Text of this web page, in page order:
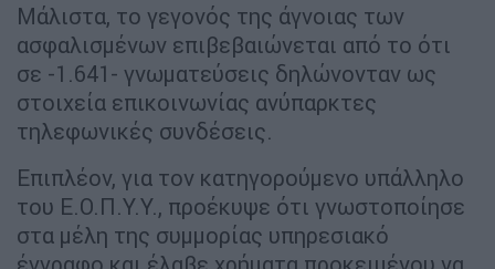
Μάλιστα, το γεγονός της άγνοιας των
ασφαλισμένων επιβεβαιώνεται από το ότι
σε -1.641- γνωματεύσεις δηλώνονταν ως
στοιχεία επικοινωνίας ανύπαρκτες
τηλεφωνικές συνδέσεις.
Επιπλέον, για τον κατηγορούμενο υπάλληλο
του Ε.Ο.Π.Υ.Υ., προέκυψε ότι γνωστοποίησε
στα μέλη της συμμορίας υπηρεσιακό